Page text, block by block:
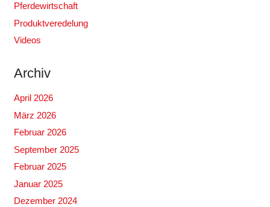
Pferdewirtschaft
Produktveredelung
Videos
Archiv
April 2026
März 2026
Februar 2026
September 2025
Februar 2025
Januar 2025
Dezember 2024